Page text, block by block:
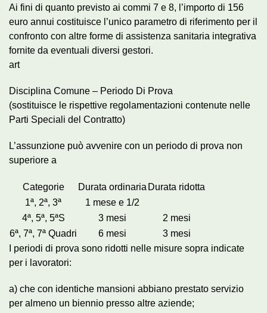
Ai fini di quanto previsto ai commi 7 e 8, l’importo di 156
euro annui costituisce l’unico parametro di riferimento per il
confronto con altre forme di assistenza sanitaria integrativa
fornite da eventuali diversi gestori.
art
Disciplina Comune – Periodo Di Prova
(sostituisce le rispettive regolamentazioni contenute nelle
Parti Speciali del Contratto)
L’assunzione può avvenire con un periodo di prova non
superiore a
Categorie Durata ordinaria Durata ridotta
1ª, 2ª, 3ª
1 mese e 1/2
4ª, 5ª, 5ªS
3 mesi
2 mesi
6ª, 7ª, 7ª Quadri
6 mesi
3 mesi
I periodi di prova sono ridotti nelle misure sopra indicate
per i lavoratori:
a) che con identiche mansioni abbiano prestato servizio
per almeno un biennio presso altre aziende;